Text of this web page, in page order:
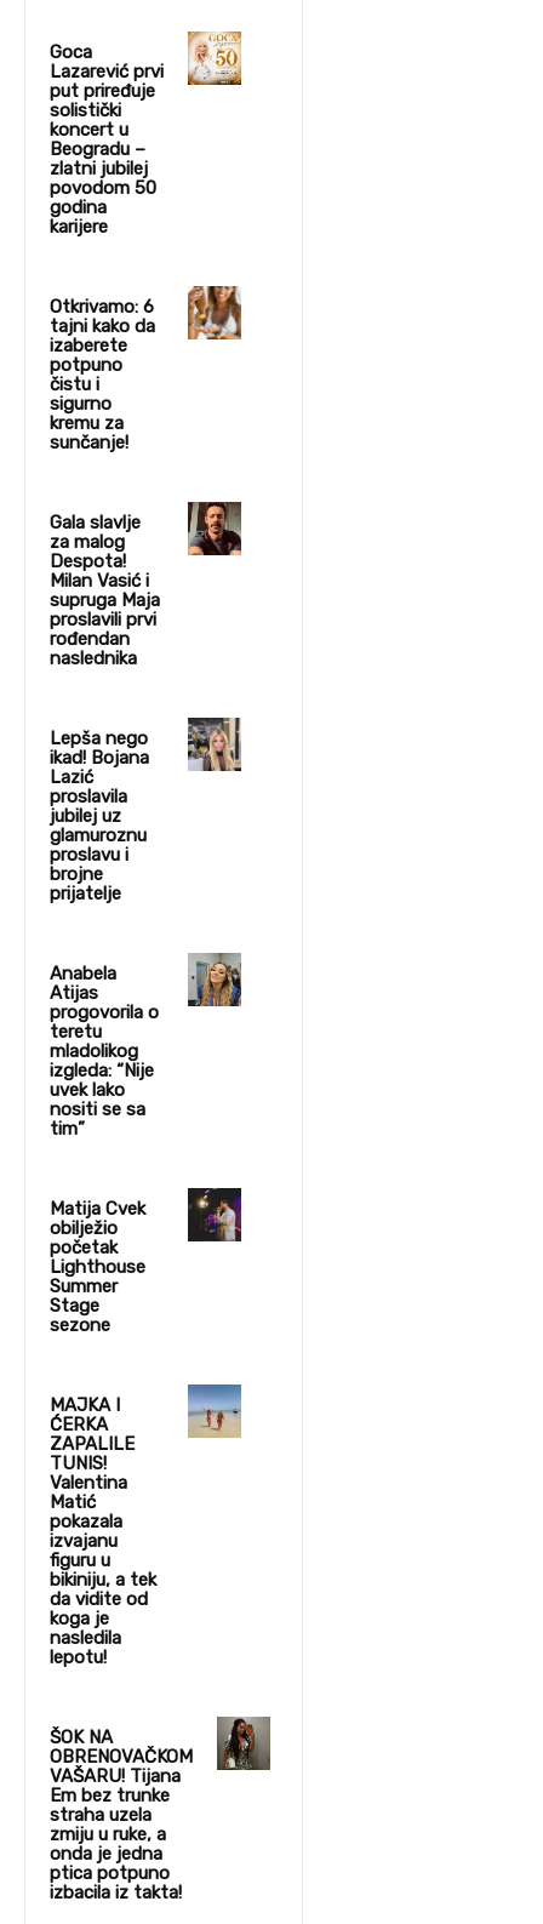
Goca
Lazarević prvi
put priređuje
solistički
koncert u
Beogradu –
zlatni jubilej
povodom 50
godina
karijere
Otkrivamo: 6
tajni kako da
izaberete
potpuno
čistu i
sigurno
kremu za
sunčanje!
Gala slavlje
za malog
Despota!
Milan Vasić i
supruga Maja
proslavili prvi
rođendan
naslednika
Lepša nego
ikad! Bojana
Lazić
proslavila
jubilej uz
glamuroznu
proslavu i
brojne
prijatelje
Anabela
Atijas
progovorila o
teretu
mladolikog
izgleda: “Nije
uvek lako
nositi se sa
tim”
Matija Cvek
obilježio
početak
Lighthouse
Summer
Stage
sezone
MAJKA I
ĆERKA
ZAPALILE
TUNIS!
Valentina
Matić
pokazala
izvajanu
figuru u
bikiniju, a tek
da vidite od
koga je
nasledila
lepotu!
ŠOK NA
OBRENOVAČKOM
VAŠARU! Tijana
Em bez trunke
straha uzela
zmiju u ruke, a
onda je jedna
ptica potpuno
izbacila iz takta!